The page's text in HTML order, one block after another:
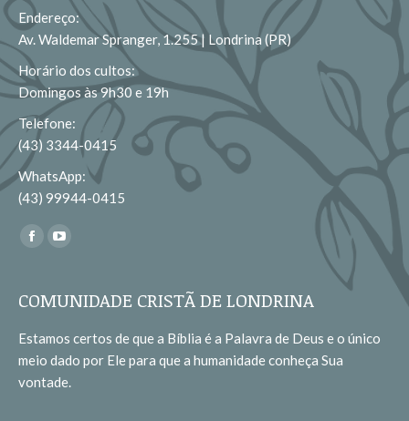
Endereço:
Av. Waldemar Spranger, 1.255 | Londrina (PR)
Horário dos cultos:
Domingos às 9h30 e 19h
Telefone:
(43) 3344-0415
WhatsApp:
(43) 99944-0415
Encontre-nos em:
Facebook
opens
new
window
opens
new
window
COMUNIDADE CRISTÃ DE LONDRINA
Estamos certos de que a Bíblia é a Palavra de Deus e o único
meio dado por Ele para que a humanidade conheça Sua
vontade.